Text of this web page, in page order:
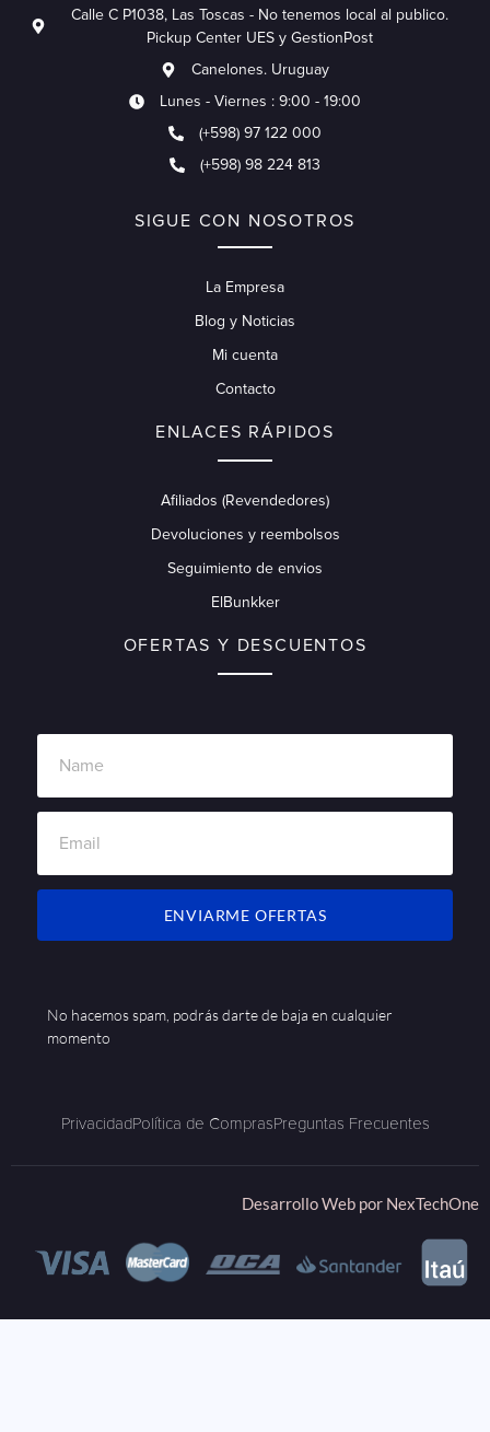
Calle C P1038, Las Toscas - No tenemos local al publico.
Pickup Center UES y GestionPost
Canelones. Uruguay
Lunes - Viernes : 9:00 - 19:00
(+598) 97 122 000
(+598) 98 224 813
SIGUE CON NOSOTROS
La Empresa
Blog y Noticias
Mi cuenta
Contacto
ENLACES RÁPIDOS
Afiliados (Revendedores)
Devoluciones y reembolsos
Seguimiento de envios
ElBunkker
OFERTAS Y DESCUENTOS
ENVIARME OFERTAS
No hacemos spam, podrás darte de baja en cualquier
momento
PrivacidadPolítica de ComprasPreguntas Frecuentes
Desarrollo Web por NexTechOne